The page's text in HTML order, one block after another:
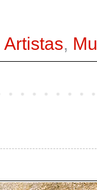
Artistas,